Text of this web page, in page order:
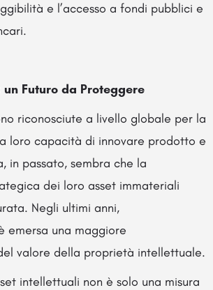
e l’accesso a fondi pubblici e
un Futuro da Proteggere
riconosciute a livello globale per la
loro capacità di innovare prodotto e
in passato, sembra che la
dei loro asset immateriali
Negli ultimi anni,
emersa una maggiore
valore della proprietà intellettuale.
intellettuali non è solo una misura